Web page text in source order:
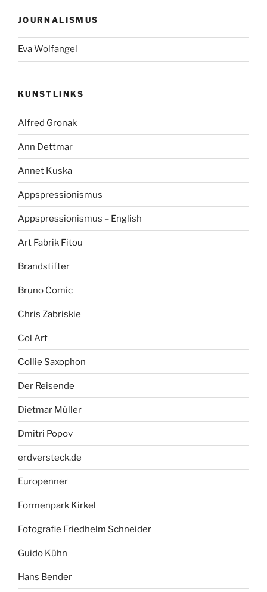
JOURNALISMUS
Eva Wolfangel
KUNSTLINKS
Alfred Gronak
Ann Dettmar
Annet Kuska
Appspressionismus
Appspressionismus – English
Art Fabrik Fitou
Brandstifter
Bruno Comic
Chris Zabriskie
Col Art
Collie Saxophon
Der Reisende
Dietmar Müller
Dmitri Popov
erdversteck.de
Europenner
Formenpark Kirkel
Fotografie Friedhelm Schneider
Guido Kühn
Hans Bender